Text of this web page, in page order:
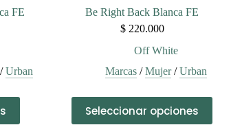
FE
Urban
Be Right Back Blanca FE
$220.000
Off White
Marcas/Mujer/Urban
Seleccionar opciones
producto
tiene